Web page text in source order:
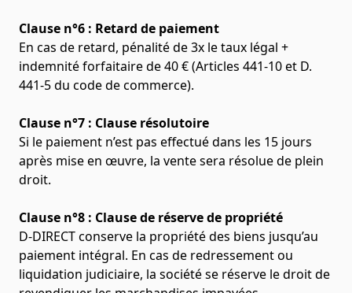
Clause n°6 : Retard de paiement
En cas de retard, pénalité de 3x le taux légal +
indemnité forfaitaire de 40 € (Articles 441-10 et D.
441-5 du code de commerce).
Clause n°7 : Clause résolutoire
Si le paiement n’est pas effectué dans les 15 jours
après mise en œuvre, la vente sera résolue de plein
droit.
Clause n°8 : Clause de réserve de propriété
D-DIRECT conserve la propriété des biens jusqu’au
paiement intégral. En cas de redressement ou
liquidation judiciaire, la société se réserve le droit de